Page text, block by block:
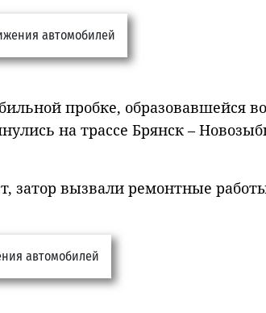
пробке, образовавшейся
на трассе Брянск –
затор вызвали ремонтные